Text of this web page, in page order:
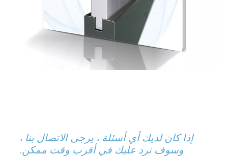
إذا كان لديك أي أسئلة ، يرجى الاتصال بنا ،
وسوف نرد عليك في أقرب وقت ممكن.